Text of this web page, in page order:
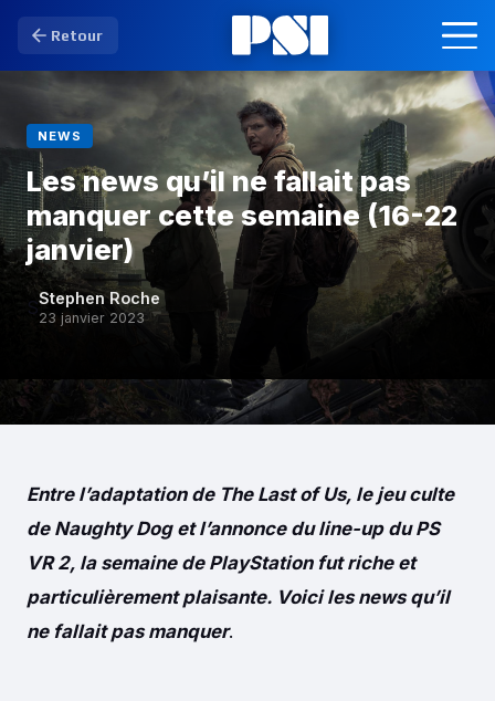
Retour
NEWS
Les news qu’il ne fallait pas
manquer cette semaine (16-22
janvier)
SStephen Roche
23 janvier 2023
Entre l’adaptation de The Last of Us, le jeu culte
de Naughty Dog et l’annonce du line-up du PS
VR 2, la semaine de PlayStation fut riche et
particulièrement plaisante. Voici les news qu’il
ne fallait pas manquer.